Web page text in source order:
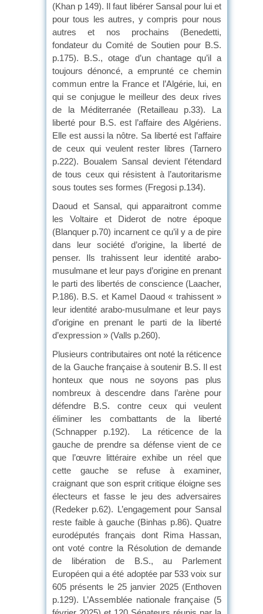
(Khan p 149). Il faut libérer Sansal pour lui et
pour tous les autres, y compris pour nous
autres et nos prochains (Benedetti,
fondateur du Comité de Soutien pour B.S.
p.175). B.S., otage d’un chantage qu’il a
toujours dénoncé, a emprunté ce chemin
commun entre la France et l’Algérie, lui, en
qui se conjugue le meilleur des deux rives
de la Méditerranée (Retailleau p.33). La
liberté pour B.S. est l’affaire des Algériens.
Elle est aussi la nôtre. Sa liberté est l’affaire
de ceux qui veulent rester libres (Tarnero
p.222). Boualem Sansal devient l’étendard
de tous ceux qui résistent à l’autoritarisme
sous toutes ses formes (Fregosi p.134).
Daoud et Sansal, qui apparaitront comme
les Voltaire et Diderot de notre époque
(Blanquer p.70) incarnent ce qu’il y a de pire
dans leur société d’origine, la liberté de
penser. Ils trahissent leur identité arabo-
musulmane et leur pays d’origine en prenant
le parti des libertés de conscience (Laacher,
P.186). B.S. et Kamel Daoud « trahissent »
leur identité arabo-musulmane et leur pays
d’origine en prenant le parti de la liberté
d’expression » (Valls p.260).
Plusieurs contributaires ont noté la réticence
de la Gauche française à soutenir B.S. Il est
honteux que nous ne soyons pas plus
nombreux à descendre dans l’arène pour
défendre B.S. contre ceux qui veulent
éliminer les combattants de la liberté
(Schnapper p.192). La réticence de la
gauche de prendre sa défense vient de ce
que l’œuvre littéraire exhibe un réel que
cette gauche se refuse à examiner,
craignant que son esprit critique éloigne ses
électeurs et fasse le jeu des adversaires
(Redeker p.62). L’engagement pour Sansal
reste faible à gauche (Binhas p.86). Quatre
eurodéputés français dont Rima Hassan,
ont voté contre la Résolution de demande
de libération de B.S., au Parlement
Européen qui a été adoptée par 533 voix sur
605 présents le 25 janvier 2025 (Enthoven
p.129). L’Assemblée nationale française (5